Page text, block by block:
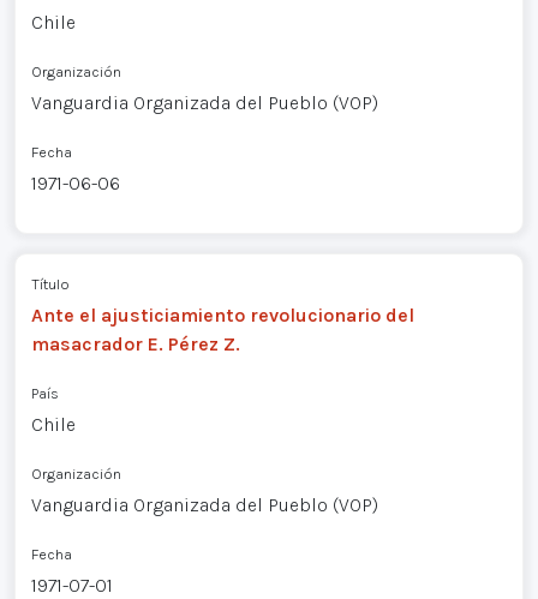
Chile
Organización
Vanguardia Organizada del Pueblo (VOP)
Fecha
1971-06-06
Título
Ante el ajusticiamiento revolucionario del
masacrador E. Pérez Z.
País
Chile
Organización
Vanguardia Organizada del Pueblo (VOP)
Fecha
1971-07-01